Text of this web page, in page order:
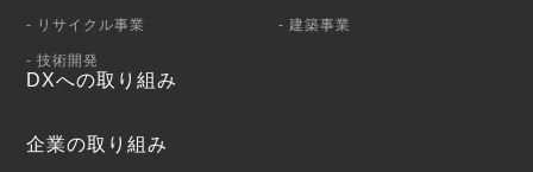
- リサイクル事業 - 建築事業
- 技術開発
DXへの取り組み
企業の取り組み